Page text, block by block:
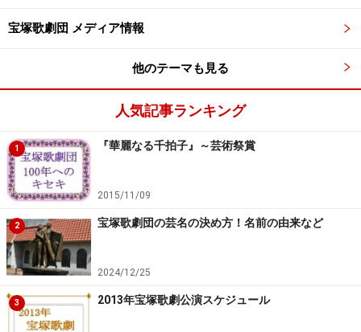
宝塚歌劇団 メディア情報
他のテーマも見る
人気記事ランキング
1 『華麗なる千拍子』～芸術祭賞
2015/11/09
2 宝塚歌劇団の芸名の決め方！名前の由来など
2024/12/25
3 2013年宝塚歌劇公演スケジュール